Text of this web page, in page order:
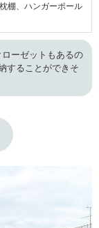
棚、ハンガーポール
ーゼットもあるの
することができそ